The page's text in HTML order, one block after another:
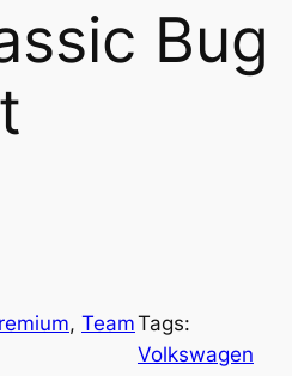
Bug
, TeamTags:
Volkswagen